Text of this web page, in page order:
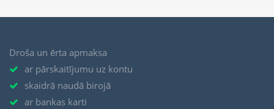
Droša un ērta apmaksa
ar pārskaitījumu uz kontu
skaidrā naudā birojā
ar bankas karti